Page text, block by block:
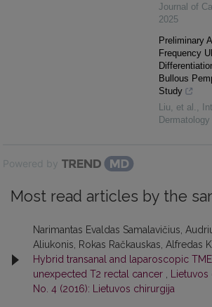
Journal of
2025
Preliminary
Frequency
Bullous
Study
Liu, et al. ,
Powered by
Most read articles by the
Narimantas Evaldas Samalavičius,
Aliukonis, Rokas Račkauskas, Alfredas
Hybrid transanal and laparoscopic
unexpected T2 rectal cancer
No. 4 (2016): Lietuvos chirurgija